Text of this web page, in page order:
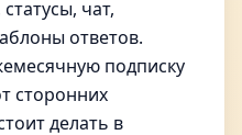
чат,
ответов.
подписку
сторонних
делать в